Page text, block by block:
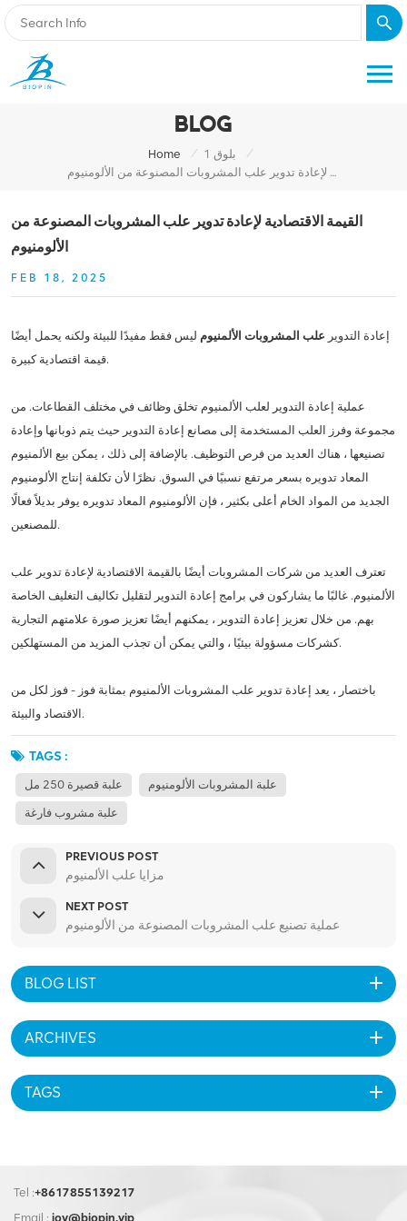
BLOG
Home / بلوق 1
/
القيمة الاقتصادية لإعادة تدوير علب المشروبات المصنوعة من الألومنيوم
القيمة الاقتصادية لإعادة تدوير علب المشروبات المصنوعة من
الألومنيوم
FEB 18, 2025
إعادة التدوير علب المشروبات الألمنيوم ليس فقط مفيدًا للبيئة ولكنه يحمل أيضًا
قيمة اقتصادية كبيرة.
عملية إعادة التدوير لعلب الألمنيوم تخلق وظائف في مختلف القطاعات. من
مجموعة وفرز العلب المستخدمة إلى مصانع إعادة التدوير حيث يتم ذوبانها وإعادة
تصنيعها ، هناك العديد من فرص التوظيف. بالإضافة إلى ذلك ، يمكن بيع الألمنيوم
المعاد تدويره بسعر مرتفع نسبيًا في السوق. نظرًا لأن تكلفة إنتاج الألومنيوم
الجديد من المواد الخام أعلى بكثير ، فإن الألومنيوم المعاد تدويره يوفر بديلاً فعالًا
للمصنعين.
تعترف العديد من شركات المشروبات أيضًا بالقيمة الاقتصادية لإعادة تدوير علب
الألمنيوم. غالبًا ما يشاركون في برامج إعادة التدوير لتقليل تكاليف التغليف الخاصة
بهم. من خلال تعزيز إعادة التدوير ، يمكنهم أيضًا تعزيز صورة علامتهم التجارية
كشركات مسؤولة بيئيًا ، والتي يمكن أن تجذب المزيد من المستهلكين.
باختصار ، يعد إعادة تدوير علب المشروبات الألمنيوم بمثابة فوز - فوز لكل من
الاقتصاد والبيئة.
TAGS :
علبة قصيرة 250 مل علبة المشروبات الألومنيوم
علبة مشروب فارغة
PREVIOUS POST
مزايا علب الألمنيوم
NEXT POST
عملية تصنيع علب المشروبات المصنوعة من الألومنيوم
BLOG LIST
ARCHIVES
TAGS
Tel :+8617855139217
Email : joy@biopin.vip